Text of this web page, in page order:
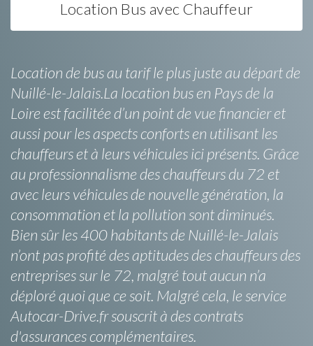
Location Bus avec Chauffeur
Location de bus au tarif le plus juste au départ de
Nuillé-le-Jalais.La location bus en Pays de la
Loire est facilitée d’un point de vue financier et
aussi pour les aspects conforts en utilisant les
chauffeurs et à leurs véhicules ici présents. Grâce
au professionnalisme des chauffeurs du 72 et
avec leurs véhicules de nouvelle génération, la
consommation et la pollution sont diminués.
Bien sûr les 400 habitants de Nuillé-le-Jalais
n’ont pas profité des aptitudes des chauffeurs des
entreprises sur le 72, malgré tout aucun n’a
déploré quoi que ce soit. Malgré cela, le service
Autocar-Drive.fr souscrit à des contrats
d'assurances complémentaires.